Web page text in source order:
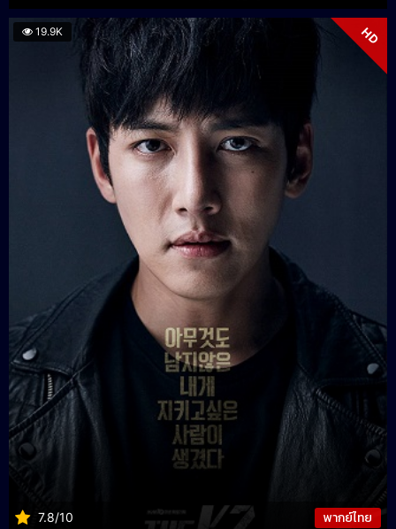
19.9K HD
7.8/10 พากย์ไทย